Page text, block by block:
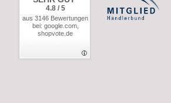
4.8 / 5
aus 3146 Bewertungen
bei: google.com,
shopvote.de